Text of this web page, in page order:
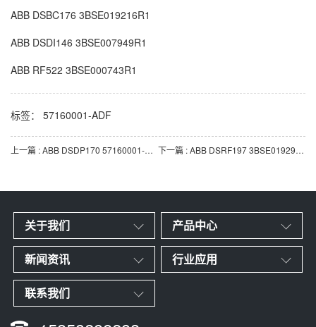
ABB DSBC176 3BSE019216R1
ABB DSDI146 3BSE007949R1
ABB RF522 3BSE000743R1
标签： 57160001-ADF
上一篇 : ABB DSDP170 57160001-ADF 脉冲计数器模块 下一篇 : ABB DSRF197 3BSE019297R1 可编程逻辑控制器（PLC）模块
关于我们 产品中心
新闻资讯 行业应用
联系我们